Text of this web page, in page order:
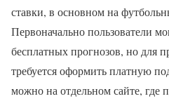
ставки, в основном на
Первоначально пользователи
бесплатных прогнозов, но для
требуется оформить платную
можно на отдельном сайте, где